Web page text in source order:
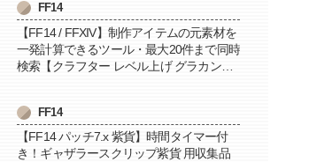
FF14
【FF14 / FFXIV】制作アイテムの元素材を
一発計算できるツール・最大20件まで同時
検索【クラフター レベル上げ グラカン納
FF14
【FF14 パッチ7.x 紫貨】時間タイマー付
き！ギャザラースクリップ紫貨 用収集品